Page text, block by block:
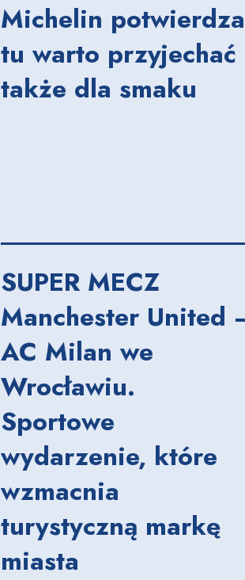
Michelin
tu warto przyjechać
także dla smaku
SUPER MECZ
Manchester United
AC Milan we
Wrocławiu.
Sportowe
wydarzenie, które
wzmacnia
turystyczną markę
miasta